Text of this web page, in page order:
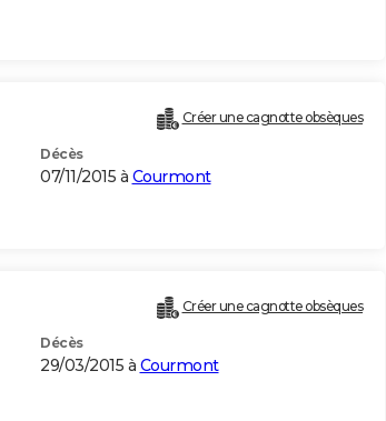
Créer une cagnotte obsèques
Décès
07/11/2015 à Courmont
Créer une cagnotte obsèques
Décès
29/03/2015 à Courmont